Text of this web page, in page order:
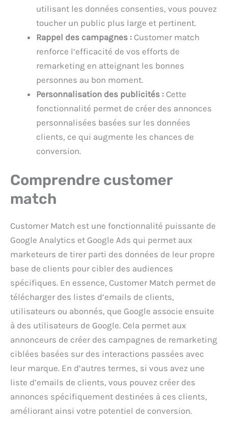
utilisant les données consenties, vous pouvez
toucher un public plus large et pertinent.
Rappel des campagnes : Customer match
renforce l’efficacité de vos efforts de
remarketing en atteignant les bonnes
personnes au bon moment.
Personnalisation des publicités : Cette
fonctionnalité permet de créer des annonces
personnalisées basées sur les données
clients, ce qui augmente les chances de
conversion.
Comprendre customer
match
Customer Match est une fonctionnalité puissante de
Google Analytics et Google Ads qui permet aux
marketeurs de tirer parti des données de leur propre
base de clients pour cibler des audiences
spécifiques. En essence, Customer Match permet de
télécharger des listes d’emails de clients,
utilisateurs ou abonnés, que Google associe ensuite
à des utilisateurs de Google. Cela permet aux
annonceurs de créer des campagnes de remarketing
ciblées basées sur des interactions passées avec
leur marque. En d’autres termes, si vous avez une
liste d’emails de clients, vous pouvez créer des
annonces spécifiquement destinées à ces clients,
améliorant ainsi votre potentiel de conversion.